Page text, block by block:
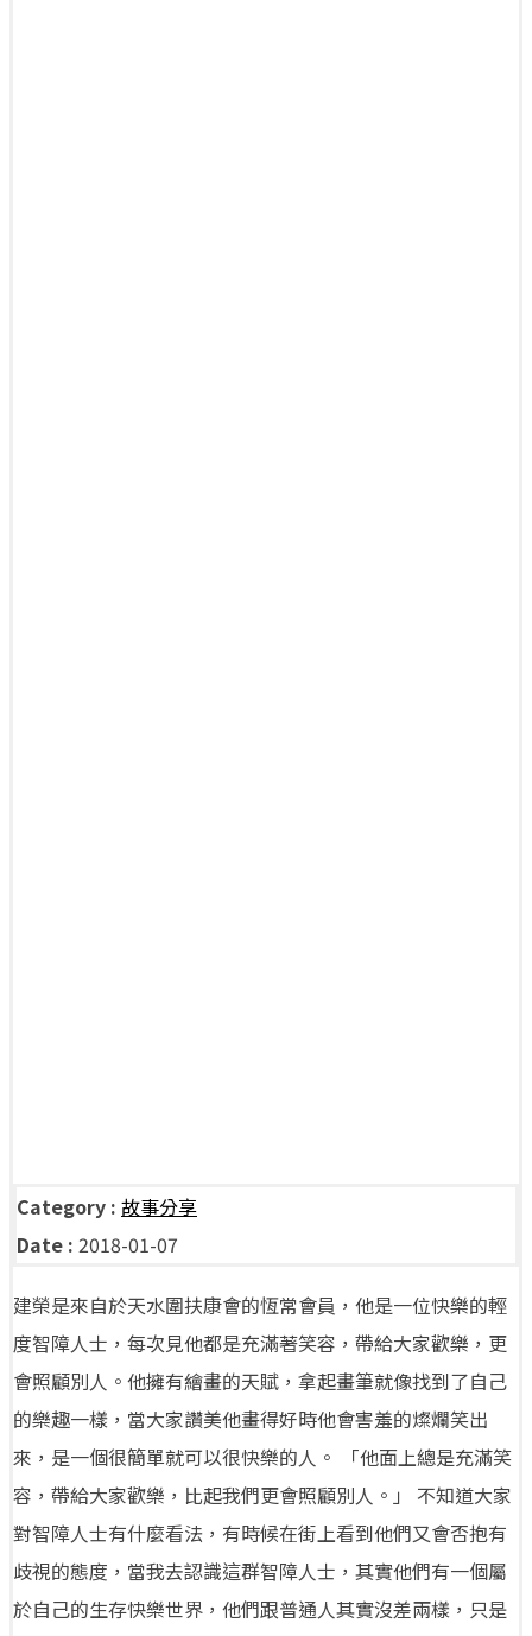
Category : 故事分享
Date : 2018-01-07
建榮是來自於天水圍扶康會的恆常會員，他是一位快樂的輕
度智障人士，每次見他都是充滿著笑容，帶給大家歡樂，更
會照顧別人。他擁有繪畫的天賦，拿起畫筆就像找到了自己
的樂趣一樣，當大家讚美他畫得好時他會害羞的燦爛笑出
來，是一個很簡單就可以很快樂的人。 「他面上總是充滿笑
容，帶給大家歡樂，比起我們更會照顧別人。」 不知道大家
對智障人士有什麼看法，有時候在街上看到他們又會否抱有
歧視的態度，當我去認識這群智障人士，其實他們有一個屬
於自己的生存快樂世界，他們跟普通人其實沒差兩樣，只是